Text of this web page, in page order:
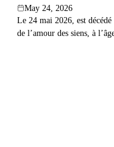
May 24, 2026
Le 24 mai 2026, est
de l’amour des siens, à